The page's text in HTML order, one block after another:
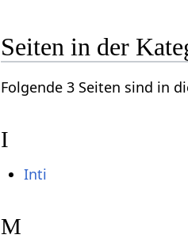
Seiten in der
Folgende 3 Seiten sind in
I
Inti
M